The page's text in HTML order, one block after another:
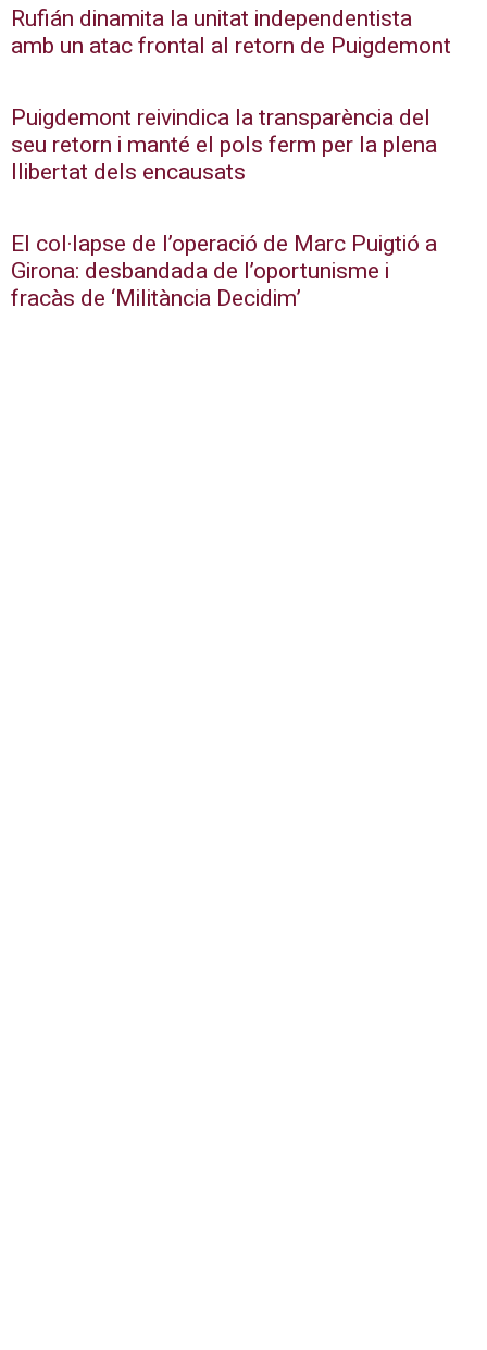
Rufián dinamita la unitat independentista
amb un atac frontal al retorn de Puigdemont
Puigdemont reivindica la transparència del
seu retorn i manté el pols ferm per la plena
llibertat dels encausats
El col·lapse de l’operació de Marc Puigtió a
Girona: desbandada de l’oportunisme i
fracàs de ‘Militància Decidim’